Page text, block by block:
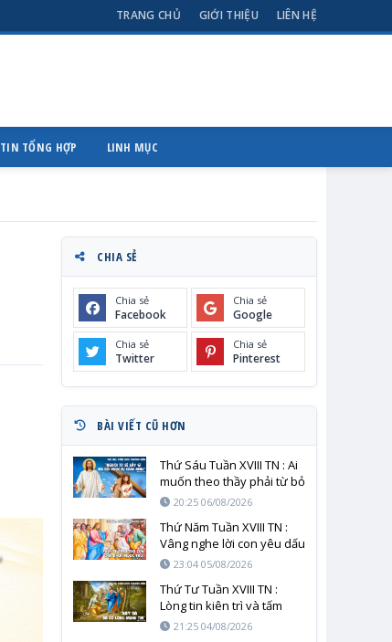
TRANG CHỦ GIỚI THIỆU LIÊN HỆ
TIN TỔNG HỢP LINH MỤC
CHIA SẺ
Chia sẻ
Facebook
Chia sẻ
Google
Chia sẻ
Twitter
Chia sẻ
Pinterest
BÀI VIẾT CŨ HƠN
Thứ Sáu Tuần XVIII TN : Ai
muốn theo thầy phải từ bỏ
chính mình
20:25 06/08/2026
Thứ Năm Tuần XVIII TN :
Vâng nghe lời con yêu dấu
23:04 05/08/2026
Thứ Tư Tuần XVIII TN :
Lòng tin kiên trì và tấm
lòng người mẹ trước tình
21:25 04/08/2026